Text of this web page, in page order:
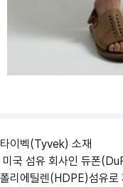
타이벡(Tyvek) 소재
미국 섬유 회사인 듀폰
폴리에틸렌(HDPE)섬유로